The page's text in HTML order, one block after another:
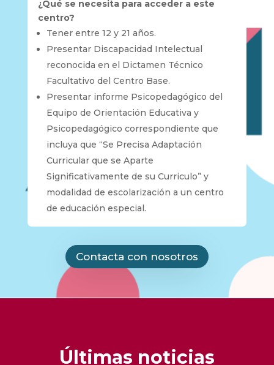
¿Qué se necesita para acceder a este
centro?
Tener entre 12 y 21 años.
Presentar Discapacidad Intelectual
reconocida en el Dictamen Técnico
Facultativo del Centro Base.
Presentar informe Psicopedagógico del
Equipo de Orientación Educativa y
Psicopedagógico correspondiente que
incluya que “Se Precisa Adaptación
Curricular que se Aparte
Significativamente de su Curriculo” y
modalidad de escolarización a un centro
de educación especial.
Contacta con nosotros
Últimas noticias